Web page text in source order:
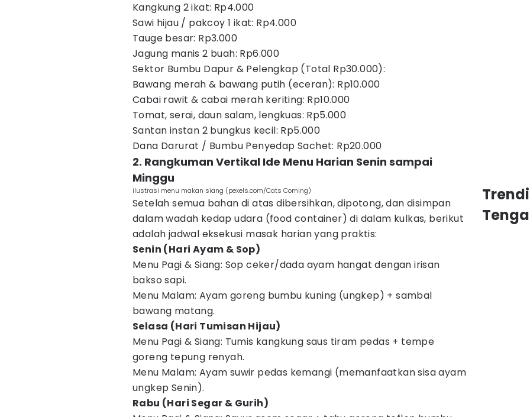
Kangkung 2 ikat: Rp4.000
Sawi hijau / pakcoy 1 ikat: Rp4.000
Tauge besar: Rp3.000
Jagung manis 2 buah: Rp6.000
Sektor Bumbu Dapur & Pelengkap (Total Rp30.000):
Bawang merah & bawang putih (eceran): Rp10.000
Cabai rawit & cabai merah keriting: Rp10.000
Tomat, serai, daun salam, lengkuas: Rp5.000
Santan instan 2 bungkus kecil: Rp5.000
Dana Darurat / Bumbu Penyedap Sachet: Rp20.000
2. Rangkuman Vertikal Ide Menu Harian Senin sampai
Minggu
ilustrasi menu makan siang (pexels.com/Cats Coming)
Setelah semua bahan di atas dibersihkan, dipotong, dan disimpan
dalam wadah kedap udara (food container) di dalam kulkas, berikut
adalah jadwal eksekusi masak harian yang praktis:
Senin (Hari Ayam & Sop)
Menu Pagi & Siang: Sop ceker/dada ayam hangat dengan irisan
bakso sapi.
Menu Malam: Ayam goreng bumbu kuning (ungkep) + sambal
bawang matang.
Selasa (Hari Tumisan Hijau)
Menu Pagi & Siang: Tumis kangkung saus tiram pedas + tempe
goreng tepung renyah.
Menu Malam: Ayam suwir pedas kemangi (memanfaatkan sisa ayam
ungkep Senin).
Rabu (Hari Segar & Gurih)